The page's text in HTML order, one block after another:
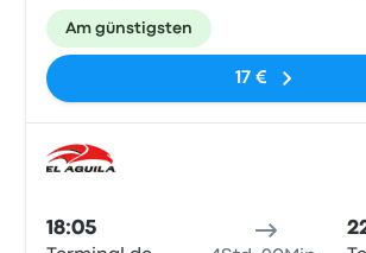
(Buenos Aires -
ARG)
Am günstigsten
17 €
18:05